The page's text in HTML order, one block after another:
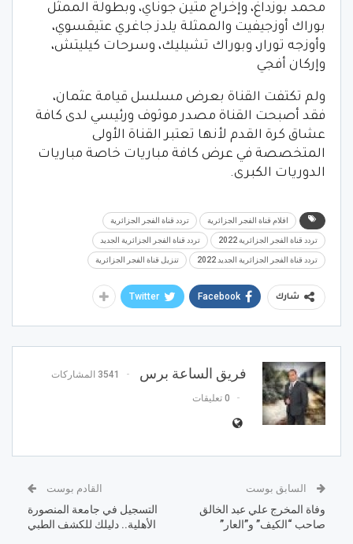
محمد بوزداغ، وإخراج متين جوناي، وبطولة الممثل
بوراك أوزجيفيت والممثلة يلدز جاغري عتيقسوي،
وأوزجه تورار، وبوراك تشيليك، وسرحات كيليتش،
وإركان أفجي
ولم تكتفت القناة بعرض مسلسل قيامة عثمان،
فقد أصبحت القناة مصدر موثوف ورئيسي لدى كافة
عشاق كرة القدم لأنها تعتبر القناة الأولى
المتخصصة في عرض كافة مباريات خاصة مباريات
الدوريات الكبرى.
افلام قناة الفجر الجزائرية تردد قناة الفجر الجزائرية
تردد قناة الفجر الجزائرية 2022 تردد قناة الفجر الجزائرية الجديد
تردد قناة الفجر الجزائرية الجديد 2022 تنزيل قناة الفجر الجزائرية
شارك Facebook
Twitter
فريق الساعة برس 3541 المشاركات
0 تعليقات
السابق بوست
وفاة المخرج علي عبد الخالق
صاحب “الكيف” و”العار”
القادم بوست
التسجيل في جامعة المنصورة
الأهلية.. دليلك للكشف الطبي